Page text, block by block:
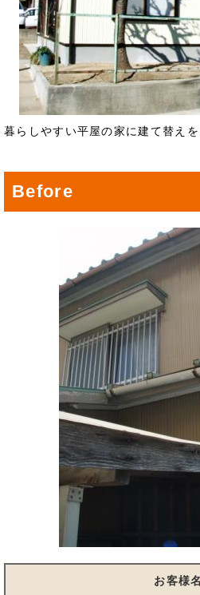
暮らしやすい平屋の家に建て替えを
Before
お客様名